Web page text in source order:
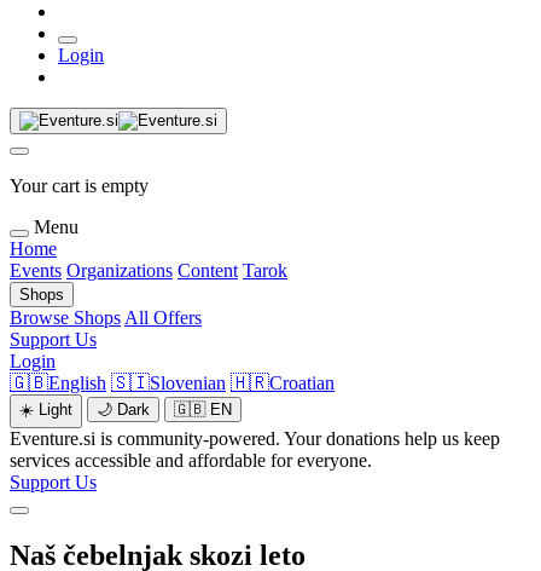
Login
Your cart is empty
Menu
Home
Events Organizations Content Tarok
Shops
Browse Shops All Offers
Support Us
Login
🇬🇧English 🇸🇮Slovenian 🇭🇷Croatian
☀️ Light 🌙 Dark 🇬🇧 EN
Eventure.si is community-powered. Your donations help us keep
services accessible and affordable for everyone.
Support Us
Naš čebelnjak skozi leto